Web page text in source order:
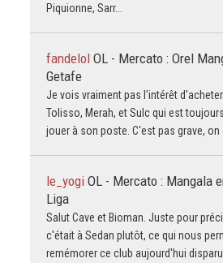
Piquionne, Sarr...
fandelol OL - Mercato : Orel
Getafe
Je vois vraiment pas l'intérêt
Tolisso, Merah, et Sulc qui est
jouer à son poste. C'est pas grave, on
le_yogi OL - Mercato : Mangala
Liga
Salut Cave et Bioman. Juste pour
c'était à Sedan plutôt, ce qui nous
remémorer ce club aujourd'hui disparu